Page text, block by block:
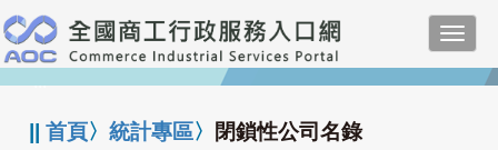
跳
到
主
要
:::
||首頁〉統計專區〉 閉鎖性公司名錄